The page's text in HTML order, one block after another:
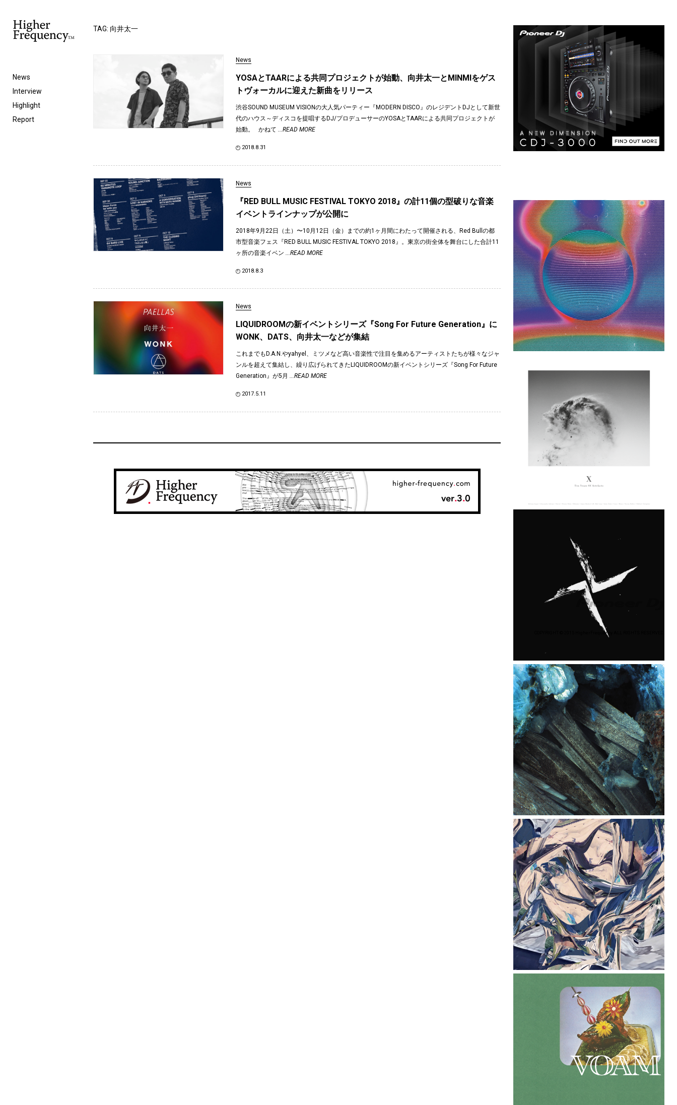
News
Interview
Highlight
Report
TAG: 向井太一
News
YOSAとTAARによる共同プロジェクトが始動、向井太一とMINMIをゲス
トヴォーカルに迎えた新曲をリリース
渋谷SOUND MUSEUM VISIONの大人気パーティー『MODERN DISCO』のレジデントDJとして新世
代のハウス～ディスコを提唱するDJ/プロデューサーのYOSAとTAARによる共同プロジェクトが
始動。 かねて...READ MORE
2018.8.31
News
『RED BULL MUSIC FESTIVAL TOKYO 2018』の計11個の型破りな音楽
イベントラインナップが公開に
2018年9月22日（土）〜10月12日（金）までの約1ヶ月間にわたって開催される、Red Bullの都
市型音楽フェス『RED BULL MUSIC FESTIVAL TOKYO 2018』。東京の街全体を舞台にした合計11
ヶ所の音楽イベン
...READ MORE
2018.8.3
News
LIQUIDROOMの新イベントシリーズ『Song For Future Generation』に
WONK、DATS、向井太一などが集結
これまでもD.A.N.やyahyel、ミツメなど高い音楽性で注目を集めるアーティストたちが様々なジャ
ンルを超えて集結し、繰り広げられてきたLIQUIDROOMの新イベントシリーズ『Song For Future
Generation』が5月...READ MORE
2017.5.11
COPYRIGHT © 2015 HigherFrequency ALL RIGHTS RESERVED.